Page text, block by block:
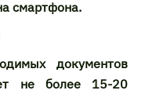
смартфона.
документов
не более 15-20